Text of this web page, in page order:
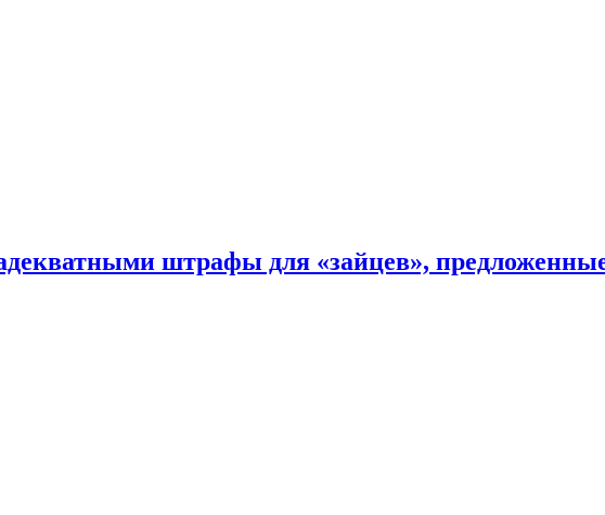
штрафы для «зайцев»,